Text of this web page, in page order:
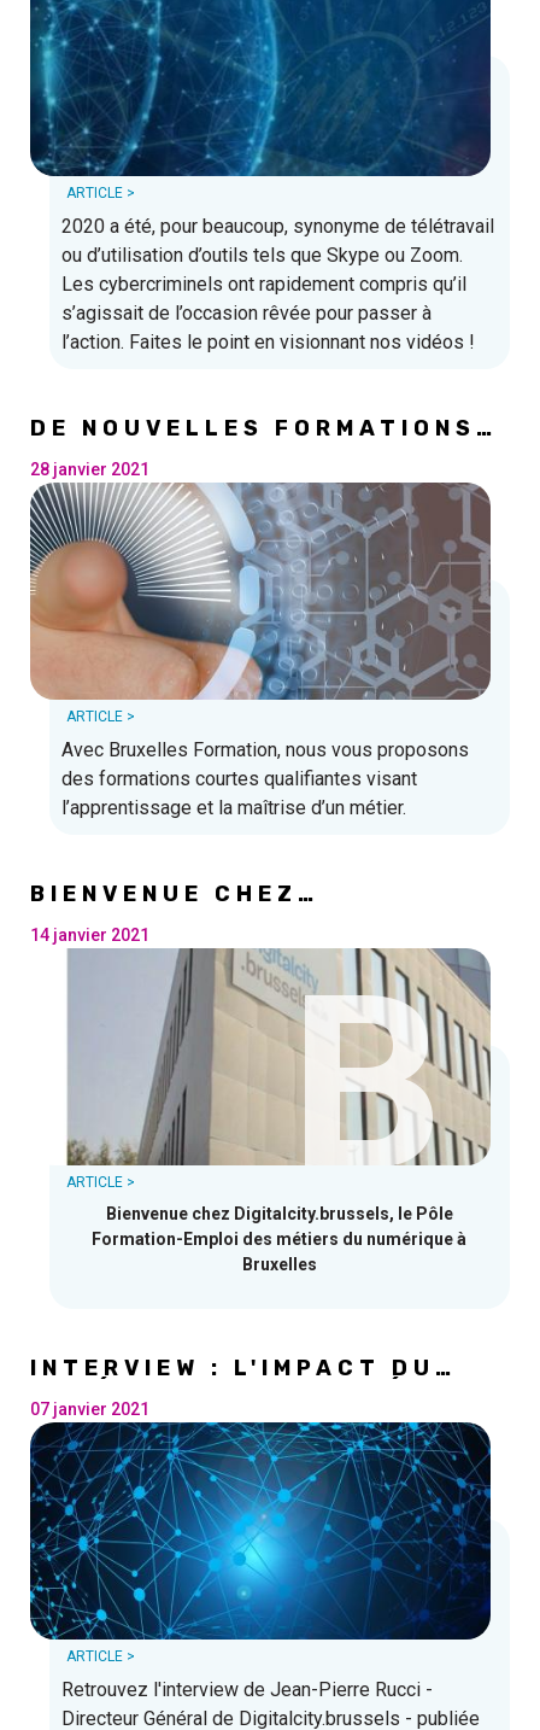
ARTICLE >
2020 a été, pour beaucoup, synonyme de télétravail
ou d’utilisation d’outils tels que Skype ou Zoom.
Les cybercriminels ont rapidement compris qu’il
s’agissait de l’occasion rêvée pour passer à
l’action. Faites le point en visionnant nos vidéos !
DE NOUVELLES FORMATIONS
28 janvier 2021
ARTICLE >
Avec Bruxelles Formation, nous vous proposons
des formations courtes qualifiantes visant
l’apprentissage et la maîtrise d’un métier.
BIENVENUE CHEZ
14 janvier 2021
B
ARTICLE >
Bienvenue chez Digitalcity.brussels, le Pôle
Formation-Emploi des métiers du numérique à
Bruxelles
INTERVIEW : L'IMPACT DU
07 janvier 2021
ARTICLE >
Retrouvez l'interview de Jean-Pierre Rucci -
Directeur Général de Digitalcity.brussels - publiée